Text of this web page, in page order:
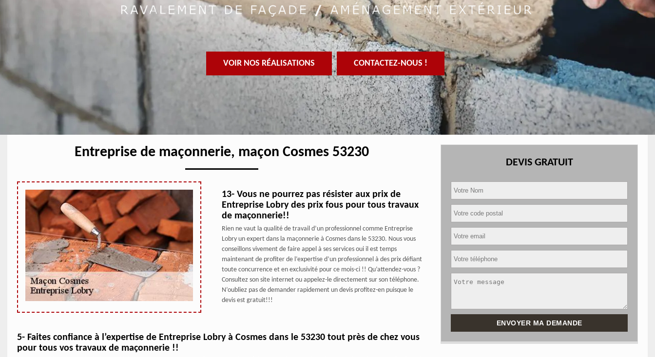
VOIR NOS RÉALISATIONS CONTACTEZ-NOUS !
Entreprise de maçonnerie, maçon Cosmes 53230
13- Vous ne pourrez pas résister aux prix de
Entreprise Lobry des prix fous pour tous travaux
de maçonnerie!!
Rien ne vaut la qualité de travail d’un professionnel comme Entreprise
Lobry un expert dans la maçonnerie à Cosmes dans le 53230. Nous vous
conseillons vivement de faire appel à ses services oui il est temps
maintenant de profiter de l’expertise d’un professionnel à des prix défiant
toute concurrence et en exclusivité pour ce mois-ci !! Qu’attendez-vous ?
Consultez son site internet ou appelez-le directement sur son téléphone.
N’oubliez pas de demander rapidement un devis profitez-en puisque le
devis est gratuit!!!
5- Faites confiance à l’expertise de Entreprise Lobry à Cosmes dans le 53230 tout près de chez vous
pour tous vos travaux de maçonnerie !!
DEVIS GRATUIT